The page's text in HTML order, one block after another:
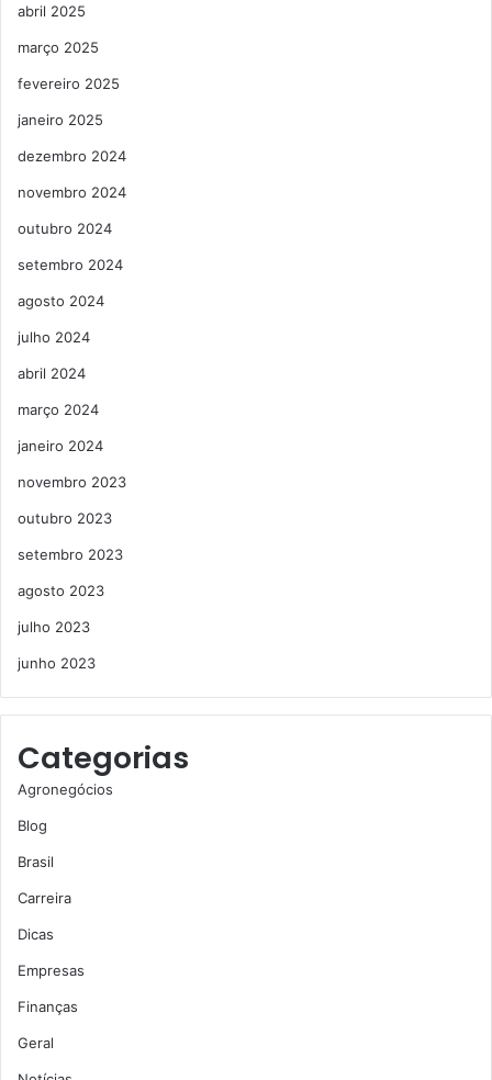
abril 2025
março 2025
fevereiro 2025
janeiro 2025
dezembro 2024
novembro 2024
outubro 2024
setembro 2024
agosto 2024
julho 2024
abril 2024
março 2024
janeiro 2024
novembro 2023
outubro 2023
setembro 2023
agosto 2023
julho 2023
junho 2023
Categorias
Agronegócios
Blog
Brasil
Carreira
Dicas
Empresas
Finanças
Geral